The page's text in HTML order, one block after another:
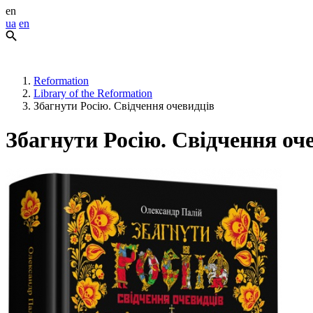
en
ua en
Reformation
Library of the Reformation
Збагнути Росію. Свідчення очевидців
Збагнути Росію. Свідчення